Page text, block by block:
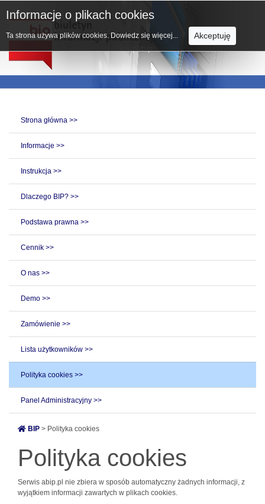
Strona główna >>
Informacje >>
Instrukcja >>
Dlaczego BIP? >>
Podstawa prawna >>
Cennik >>
O nas >>
Demo >>
Zamówienie >>
Lista użytkowników >>
Polityka cookies >>
Panel Administracyjny >>
BIP > Polityka cookies
Polityka cookies
Serwis abip.pl nie zbiera w sposób automatyczny żadnych informacji, z
wyjątkiem informacji zawartych w plikach cookies.
Informacje o plikach cookies
Ta strona używa plików cookies. Dowiedz się więcej... Akceptuję